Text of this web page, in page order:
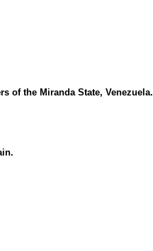
of the Miranda State, Venezuela.